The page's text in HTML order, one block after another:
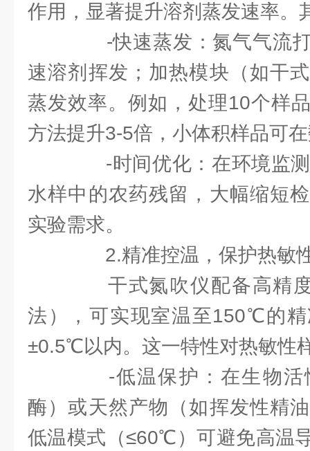
作用，显著提升溶剂蒸发速率。
-快速蒸发：氮气气流打
速溶剂挥发；加热模块（如干
蒸发效率。例如，处理10个样
方法提升3-5倍，小体积样品可
-时间优化：在环境监测
水样中的农药残留，大幅缩短
实验需求。
2.精准控温，保护热敏
干式氮吹仪配备高精度
法），可实现室温至150℃的
±0.5℃以内。这一特性对热敏性
-低温保护：在生物活
酶）或天然产物（如挥发性精
低温模式（≤60℃）可避免高温